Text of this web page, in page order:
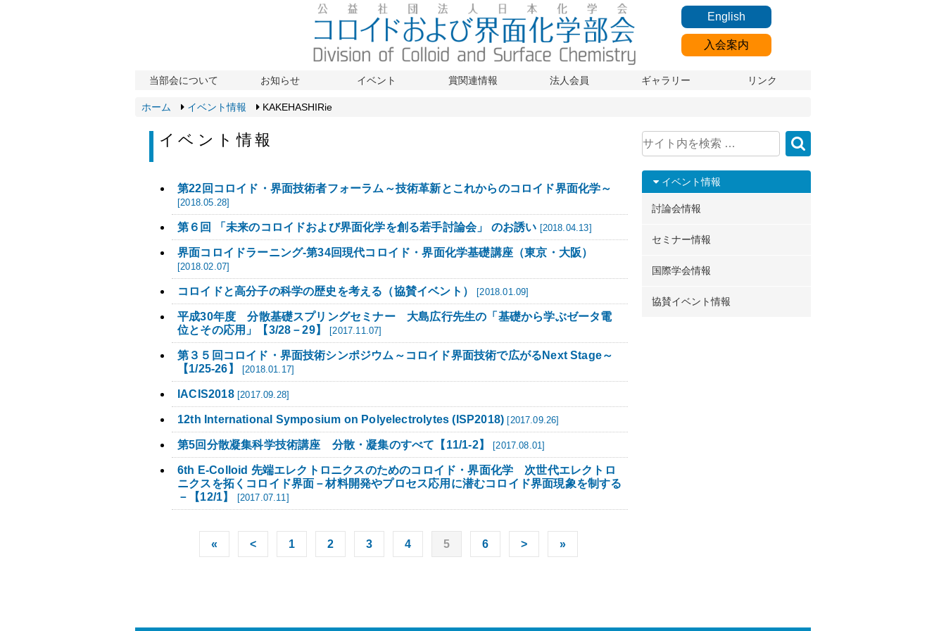
English
入会案内
当部会について お知らせ イベント 賞関連情報 法人会員 ギャラリー リンク
ホーム イベント情報 KAKEHASHIRie
イベント情報
第22回コロイド・界面技術者フォーラム～技術革新とこれからのコロイド界面化学～
[2018.05.28]
第６回 「未来のコロイドおよび界面化学を創る若手討論会」 のお誘い [2018.04.13]
界面コロイドラーニング-第34回現代コロイド・界面化学基礎講座（東京・大阪）
[2018.02.07]
コロイドと高分子の科学の歴史を考える（協賛イベント） [2018.01.09]
平成30年度 分散基礎スプリングセミナー 大島広行先生の「基礎から学ぶゼータ電
位とその応用」【3/28－29】
[2017.11.07]
第３５回コロイド・界面技術シンポジウム～コロイド界面技術で広がるNext Stage～
【1/25-26】
[2018.01.17]
IACIS2018[2017.09.28]
12th International Symposium on Polyelectrolytes (ISP2018) [2017.09.26]
第5回分散凝集科学技術講座 分散・凝集のすべて【11/1-2】 [2017.08.01]
6th E-Colloid 先端エレクトロニクスのためのコロイド・界面化学 次世代エレクトロ
ニクスを拓くコロイド界面－材料開発やプロセス応用に潜むコロイド界面現象を制する
－【12/1】
[2017.07.11]
« < 1 2 3 4 5 6 > »
イベント情報
討論会情報
セミナー情報
国際学会情報
協賛イベント情報